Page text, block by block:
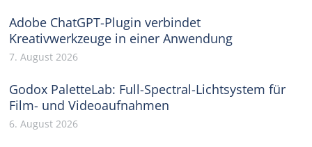
Adobe ChatGPT-Plugin verbindet
Kreativwerkzeuge in einer Anwendung
7. August 2026
Godox PaletteLab: Full-Spectral-Lichtsystem für
Film- und Videoaufnahmen
6. August 2026